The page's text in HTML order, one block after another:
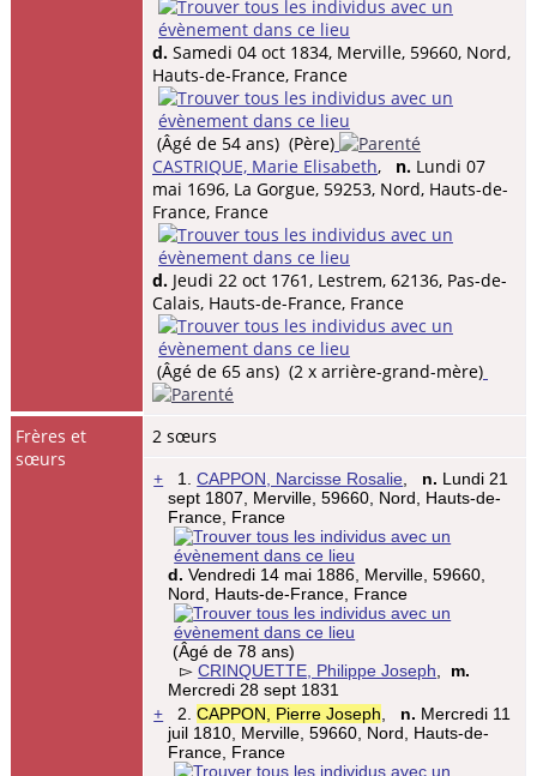
d. Samedi 04 oct 1834, Merville, 59660, Nord,
Hauts-de-France, France
(Âgé de 54 ans) (Père)
CASTRIQUE, Marie Elisabeth, n. Lundi 07
mai 1696, La Gorgue, 59253, Nord, Hauts-de-
France, France
d. Jeudi 22 oct 1761, Lestrem, 62136, Pas-de-
Calais, Hauts-de-France, France
(Âgé de 65 ans) (2 x arrière-grand-mère)
Frères et
sœurs
2 sœurs
+
1.CAPPON, Narcisse Rosalie n. Lundi 21
sept 1807, Merville, 59660, Nord, Hauts-de-
France, France
d. Vendredi 14 mai 1886, Merville, 59660,
Nord, Hauts-de-France, France
(Âgé de 78 ans)
▻CRINQUETTE, Philippe Joseph
m.
Mercredi 28 sept 1831
+ 2.CAPPON, Pierre Joseph n. Mercredi 11
juil 1810, Merville, 59660, Nord, Hauts-de-
France, France